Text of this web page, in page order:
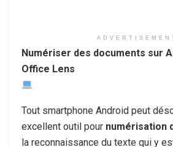
Numériser des documents sur
Office Lens
Tout smartphone Android peut
excellent outil pour numérisation
la reconnaissance du texte qui y